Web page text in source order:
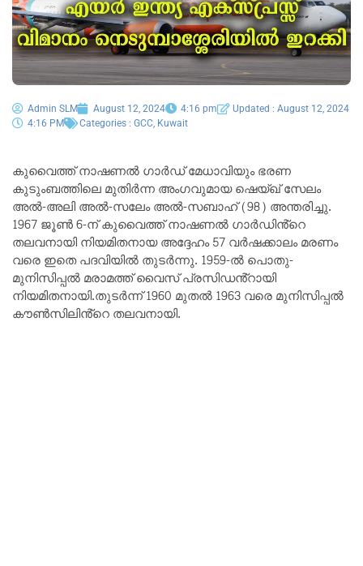
Admin SLM August 12, 2024 4:16 pm
Updated : August 12, 2024
4:16 PM
Categories : GCC Kuwait
കുവൈത്ത് നാഷണൽ ഗാർഡ് മേധാവിയും ഭരണ
കുടുംബത്തിലെ മുതിർന്ന അംഗവുമായ ഷെയ്ഖ് സേലം
അൽ-അലി അൽ-സലേം അൽ-സബാഹ് (98) അന്തരിച്ചു.
1967 ജൂൺ 6-ന് കുവൈത്ത് നാഷണൽ ഗാർഡിൻ്റെ
തലവനായി നിയമിതനായ അദ്ദേഹം 57 വർഷക്കാലം മരണം
വരെ ഇതെ പദവിയിൽ തുടർന്നു. 1959-ൽ പൊതു-
മുനിസിപ്പൽ മരാമത്ത് വൈസ് പ്രസിഡൻ്റായി
നിയമിതനായി.തുടർന്ന് 1960 മുതൽ 1963 വരെ മുനിസിപ്പൽ
കൗൺസിലിൻ്റെ തലവനായി.